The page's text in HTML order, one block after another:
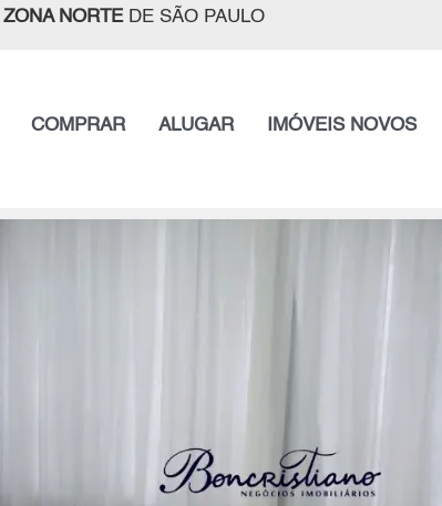
ZONA NORTEDE SÃO PAULO
COMPRAR ALUGAR IMÓVEIS NOVOS